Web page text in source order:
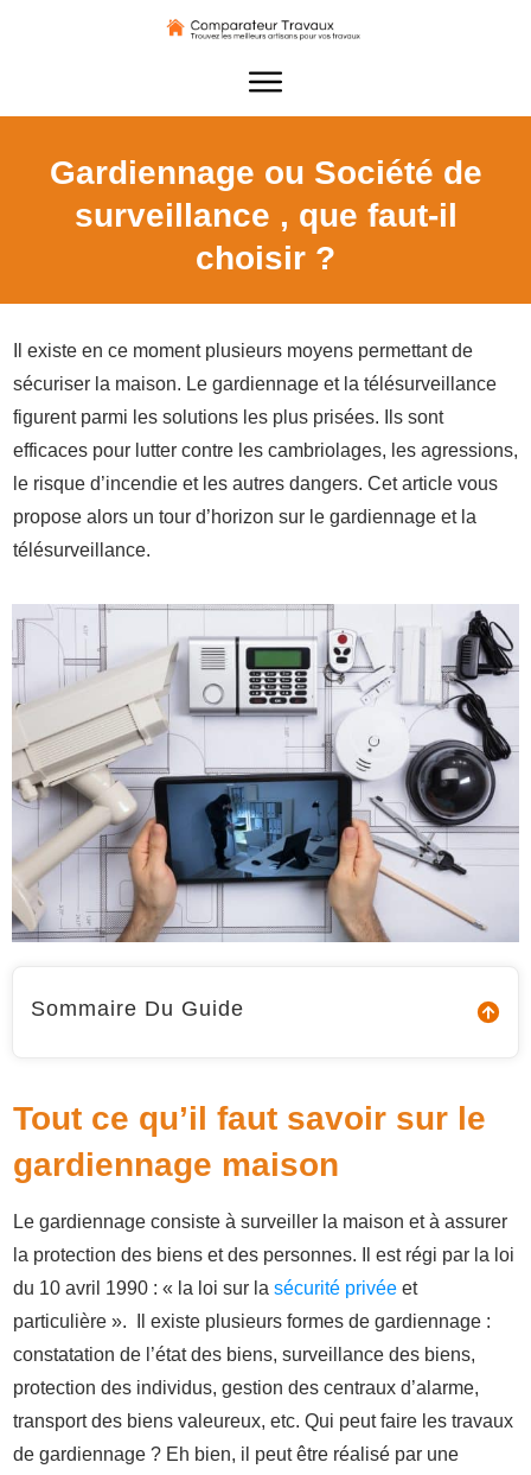
Gardiennage ou Société de
surveillance , que faut-il
choisir ?
Il existe en ce moment plusieurs moyens permettant de
sécuriser la maison. Le gardiennage et la télésurveillance
figurent parmi les solutions les plus prisées. Ils sont
efficaces pour lutter contre les cambriolages, les agressions,
le risque d’incendie et les autres dangers. Cet article vous
propose alors un tour d’horizon sur le gardiennage et la
télésurveillance.
Sommaire Du Guide
Tout ce qu’il faut savoir sur le
gardiennage maison
Le gardiennage consiste à surveiller la maison et à assurer
la protection des biens et des personnes. Il est régi par la loi
du 10 avril 1990 : « la loi sur la sécurité privée et
particulière ». Il existe plusieurs formes de gardiennage :
constatation de l’état des biens, surveillance des biens,
protection des individus, gestion des centraux d’alarme,
transport des biens valeureux, etc. Qui peut faire les travaux
de gardiennage ? Eh bien, il peut être réalisé par une